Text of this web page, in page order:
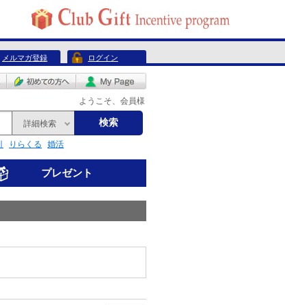
メルマガ登録 ログイン
ようこそ、会員様
詳細検索 検索
りらくる 婚活
プレゼント